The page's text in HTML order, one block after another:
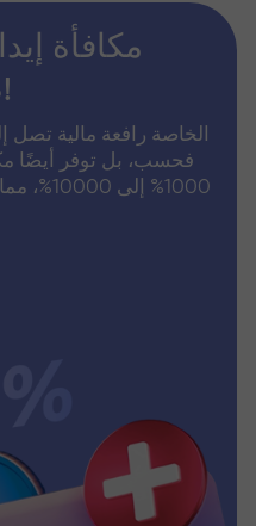
ضعف مبلغ الإيداع!
فحسب، بل توفر أيضًا
1000%